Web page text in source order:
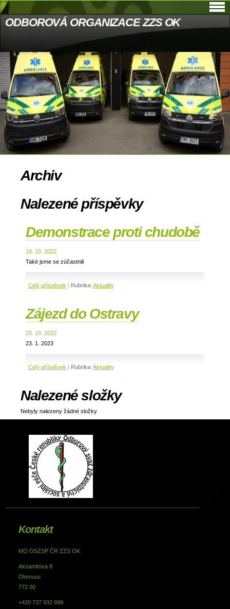
ODBOROVÁ ORGANIZACE ZZS OK
Archiv
Nalezené příspěvky
Demonstrace proti chudobě
18. 10. 2022
Také jsme se zúčastnili
Celý příspěvek | Rubrika: Aktuality
Zájezd do Ostravy
25. 10. 2022
23. 1. 2023
Celý příspěvek | Rubrika: Aktuality
Nalezené složky
Nebyly nalezeny žádné složky
Kontakt
MO OSZSP ČR ZZS OK
Aksamitova 8
Olomouc
772 00
+420 737 932 999